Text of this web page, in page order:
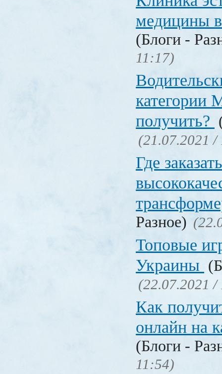
медицины
(Блоги -
11:17)
категории
получить?
(21.07.2021 /
Где заказать
Разное)
Топовые
Украины
(22.07.2021 /
Как
онлайн на
(Блоги -
11:54)